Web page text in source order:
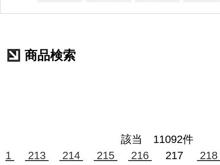
商品検索
該当 11092件
1
213 214 215 216 217
218